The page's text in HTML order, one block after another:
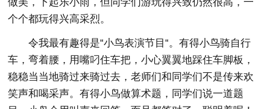
个个都玩得兴高采烈。
令我最有趣得是“小鸟表演节目“。有得小鸟骑自行
车，弯着腰，用嘴叼住车把，小心翼翼地踩住车脚板，
稳稳当当地骑过来骑过去，老师们和同学们不是传来欢
笑声和喝采声。有得小鸟做算术题，同学们说一道题